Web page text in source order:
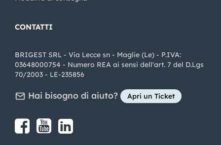
CONTATTI
BRIGEST SRL - Via Lecce sn - Maglie (Le) - P.IVA:
03648000754 - Numero REA ai sensi dell'art. 7 del D.Lgs
70/2003 - LE-235856
Hai bisogno di aiuto? Apri un Ticket
Share on Facebook
Share on youtube